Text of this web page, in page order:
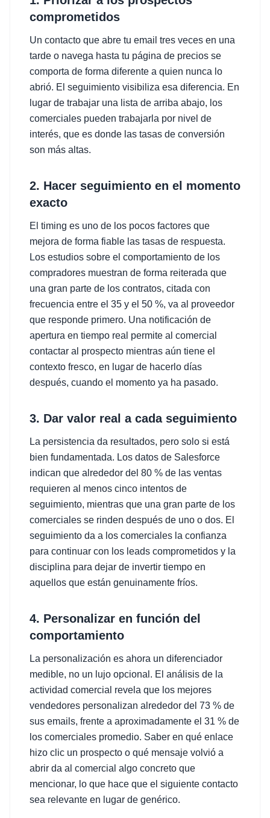
comprometidos
Un contacto que abre tu email tres veces en una
tarde o navega hasta tu página de precios se
comporta de forma diferente a quien nunca lo
abrió. El seguimiento visibiliza esa diferencia. En
lugar de trabajar una lista de arriba abajo, los
comerciales pueden trabajarla por nivel de
interés, que es donde las tasas de conversión
son más altas.
2. Hacer seguimiento en el momento
exacto
El timing es uno de los pocos factores que
mejora de forma fiable las tasas de respuesta.
Los estudios sobre el comportamiento de los
compradores muestran de forma reiterada que
una gran parte de los contratos, citada con
frecuencia entre el 35 y el 50 %, va al proveedor
que responde primero. Una notificación de
apertura en tiempo real permite al comercial
contactar al prospecto mientras aún tiene el
contexto fresco, en lugar de hacerlo días
después, cuando el momento ya ha pasado.
3. Dar valor real a cada seguimiento
La persistencia da resultados, pero solo si está
bien fundamentada. Los datos de Salesforce
indican que alrededor del 80 % de las ventas
requieren al menos cinco intentos de
seguimiento, mientras que una gran parte de los
comerciales se rinden después de uno o dos. El
seguimiento da a los comerciales la confianza
para continuar con los leads comprometidos y la
disciplina para dejar de invertir tiempo en
aquellos que están genuinamente fríos.
4. Personalizar en función del
comportamiento
La personalización es ahora un diferenciador
medible, no un lujo opcional. El análisis de la
actividad comercial revela que los mejores
vendedores personalizan alrededor del 73 % de
sus emails, frente a aproximadamente el 31 % de
los comerciales promedio. Saber en qué enlace
hizo clic un prospecto o qué mensaje volvió a
abrir da al comercial algo concreto que
mencionar, lo que hace que el siguiente contacto
sea relevante en lugar de genérico.